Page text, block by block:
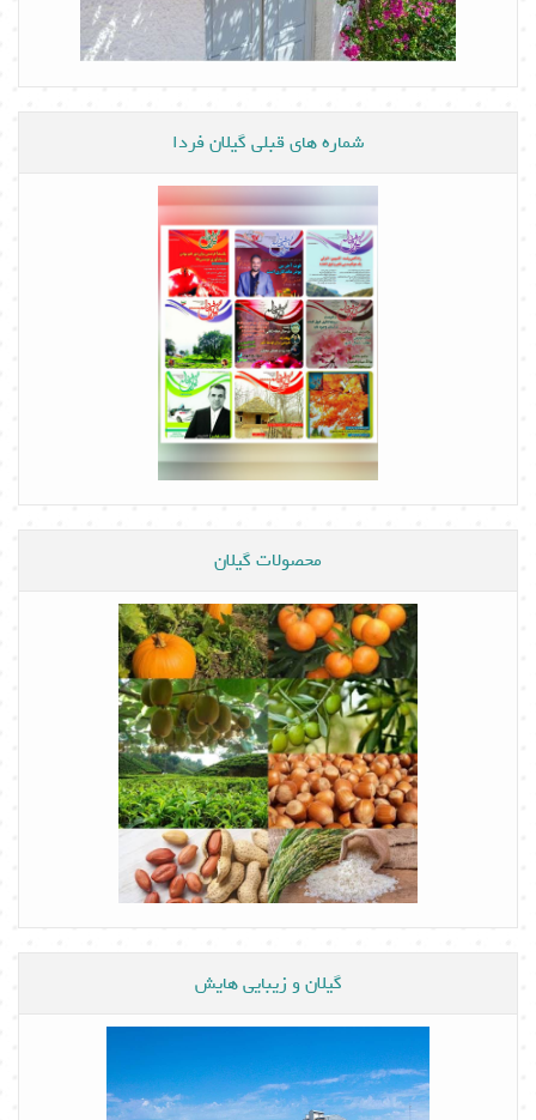
شماره های قبلی گیلان فردا
محصولات گیلان
گیلان و زیبایی هایش